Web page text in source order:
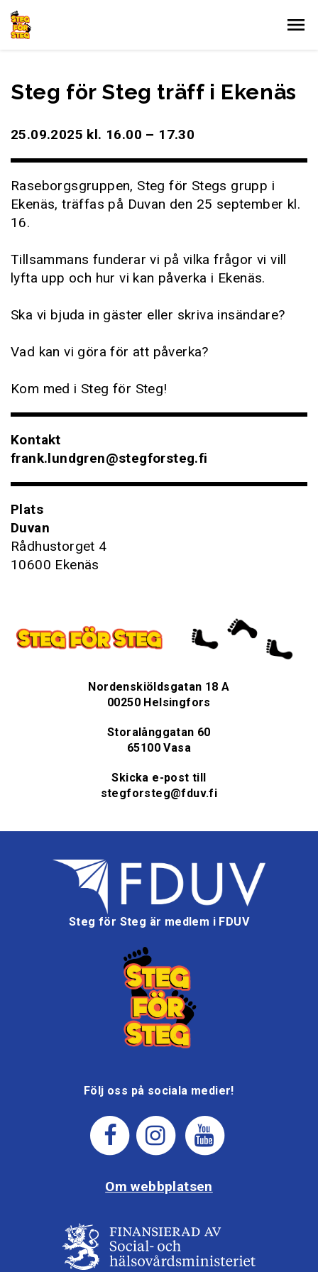
Gå till innehållet
Steg för Steg träff i Ekenäs
25.09.2025 kl. 16.00 – 17.30
Raseborgsgruppen, Steg för Stegs grupp i
Ekenäs, träffas på Duvan den 25 september kl.
16.
Tillsammans funderar vi på vilka frågor vi vill
lyfta upp och hur vi kan påverka i Ekenäs.
Ska vi bjuda in gäster eller skriva insändare?
Vad kan vi göra för att påverka?
Kom med i Steg för Steg!
Kontakt
frank.lundgren@stegforsteg.fi
Plats
Duvan
Rådhustorget 4
10600 Ekenäs
Nordenskiöldsgatan 18 A
00250 Helsingfors
Storalånggatan 60
65100 Vasa
Skicka e-post till
stegforsteg@fduv.fi
Steg för Steg är medlem i FDUV
Följ oss på sociala medier!
Om webbplatsen